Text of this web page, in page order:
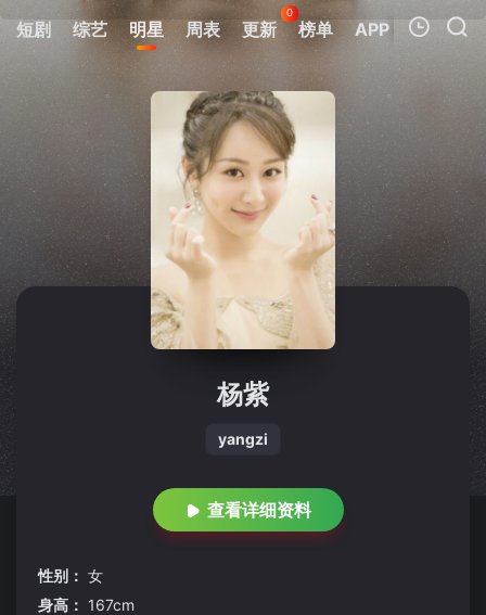
短剧 综艺 明星 周表 更新
0
榜单 APP
暂无观看影片的记录
杨紫
yangzi
查看详细资料
性别： 女
身高： 167cm